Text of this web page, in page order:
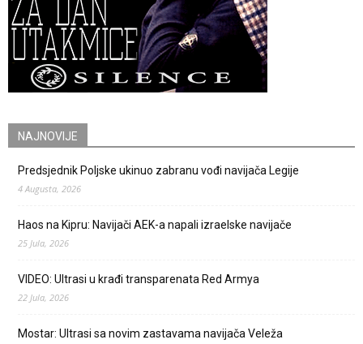
NAJNOVIJE
Predsjednik Poljske ukinuo zabranu vođi navijača Legije
4 Augusta, 2026
Haos na Kipru: Navijači AEK-a napali izraelske navijače
25 Jula, 2026
VIDEO: Ultrasi u krađi transparenata Red Armya
22 Jula, 2026
Mostar: Ultrasi sa novim zastavama navijača Veleža